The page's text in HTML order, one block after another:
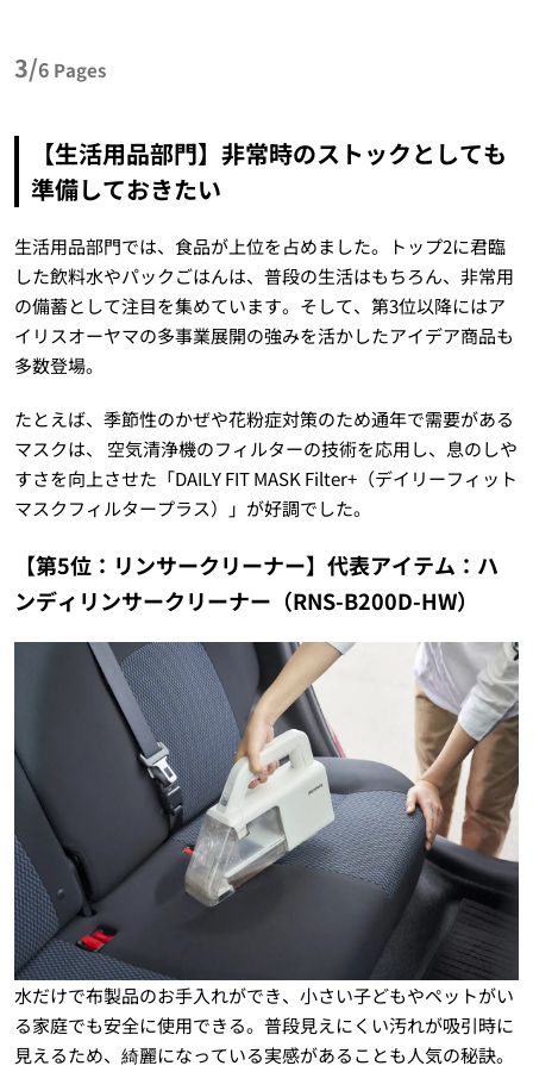
3/6 Pages
【生活用品部門】非常時のストックとしても
準備しておきたい
生活用品部門では、食品が上位を占めました。トップ2に君臨
した飲料水やパックごはんは、普段の生活はもちろん、非常用
の備蓄として注目を集めています。そして、第3位以降にはア
イリスオーヤマの多事業展開の強みを活かしたアイデア商品も
多数登場。
たとえば、季節性のかぜや花粉症対策のため通年で需要がある
マスクは、 空気清浄機のフィルターの技術を応用し、息のしや
すさを向上させた「DAILY FIT MASK Filter+（デイリーフィット
マスクフィルタープラス）」が好調でした。
【第5位：リンサークリーナー】代表アイテム：ハ
ンディリンサークリーナー（RNS-B200D-HW）
水だけで布製品のお手入れができ、小さい子どもやペットがい
る家庭でも安全に使用できる。普段見えにくい汚れが吸引時に
見えるため、綺麗になっている実感があることも人気の秘訣。